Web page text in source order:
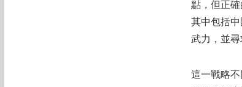
點，但正
其中包括
武力，並
這一戰略